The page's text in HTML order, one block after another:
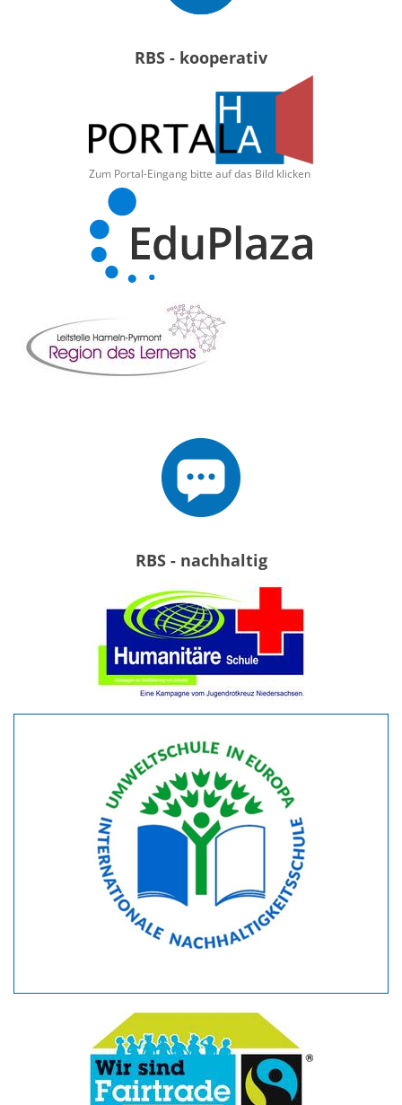
RBS - kooperativ
Zum Portal-Eingang bitte auf das Bild klicken
RBS - nachhaltig